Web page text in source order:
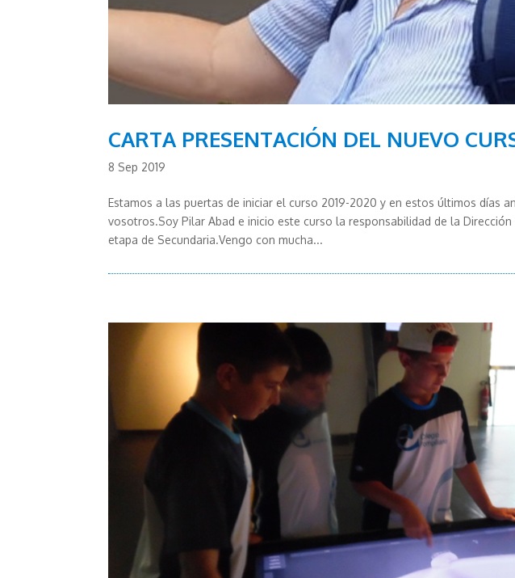
CARTA PRESENTACIÓN DEL NUEVO
8 Sep 2019
Estamos a las puertas de iniciar el curso 2019-2020 y en estos últimos días
vosotros.Soy Pilar Abad e inicio este curso la responsabilidad de la
etapa de Secundaria.Vengo con mucha...